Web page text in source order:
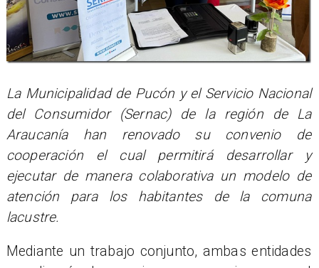
La Municipalidad de Pucón y el Servicio Nacional
del Consumidor (Sernac) de la región de La
Araucanía han renovado su convenio de
cooperación el cual permitirá desarrollar y
ejecutar de manera colaborativa un modelo de
atención para los habitantes de la comuna
lacustre.
Mediante un trabajo conjunto, ambas entidades